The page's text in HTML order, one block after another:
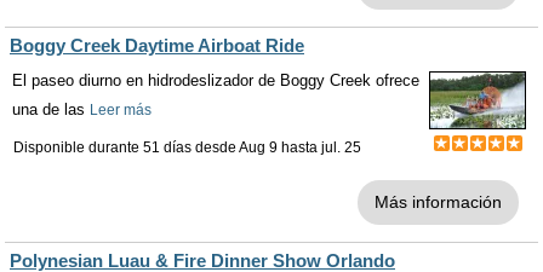
Boggy Creek Daytime Airboat Ride
El paseo diurno en hidrodeslizador de Boggy Creek ofrece
una de las Leer más
Disponible durante 51 días desde Aug 9 hasta jul. 25
Más información
Polynesian Luau & Fire Dinner Show Orlando